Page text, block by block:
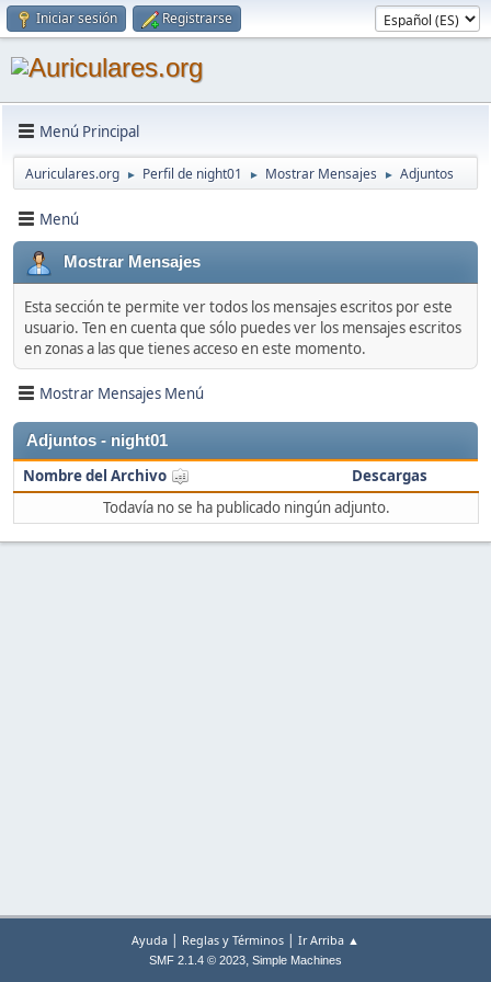
Iniciar sesión Registrarse
Menú Principal
Auriculares.org ► Perfil de night01 ► Mostrar Mensajes ► Adjuntos
Menú
Mostrar Mensajes
Esta sección te permite ver todos los mensajes escritos por este
usuario. Ten en cuenta que sólo puedes ver los mensajes escritos
en zonas a las que tienes acceso en este momento.
Mostrar Mensajes Menú
Adjuntos - night01
Nombre del Archivo
Descargas
Todavía no se ha publicado ningún adjunto.
Ayuda | Reglas y Términos | Ir Arriba ▲
SMF 2.1.4 © 2023, Simple Machines